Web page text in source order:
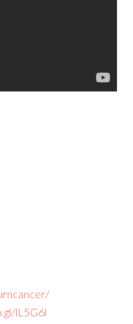
lL5G6l